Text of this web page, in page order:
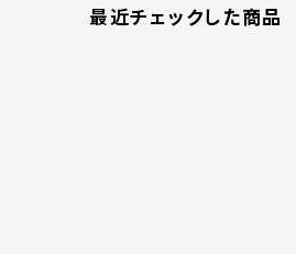
最近チェックした商品